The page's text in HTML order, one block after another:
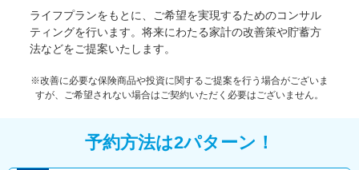
ライフプランをもとに、ご希望を実現するためのコンサル
ティングを行います。将来にわたる家計の改善策や貯蓄方
法などをご提案いたします。
※改善に必要な保険商品や投資に関するご提案を行う場合がございま
すが、ご希望されない場合はご契約いただく必要はございません。
予約方法は2パターン！